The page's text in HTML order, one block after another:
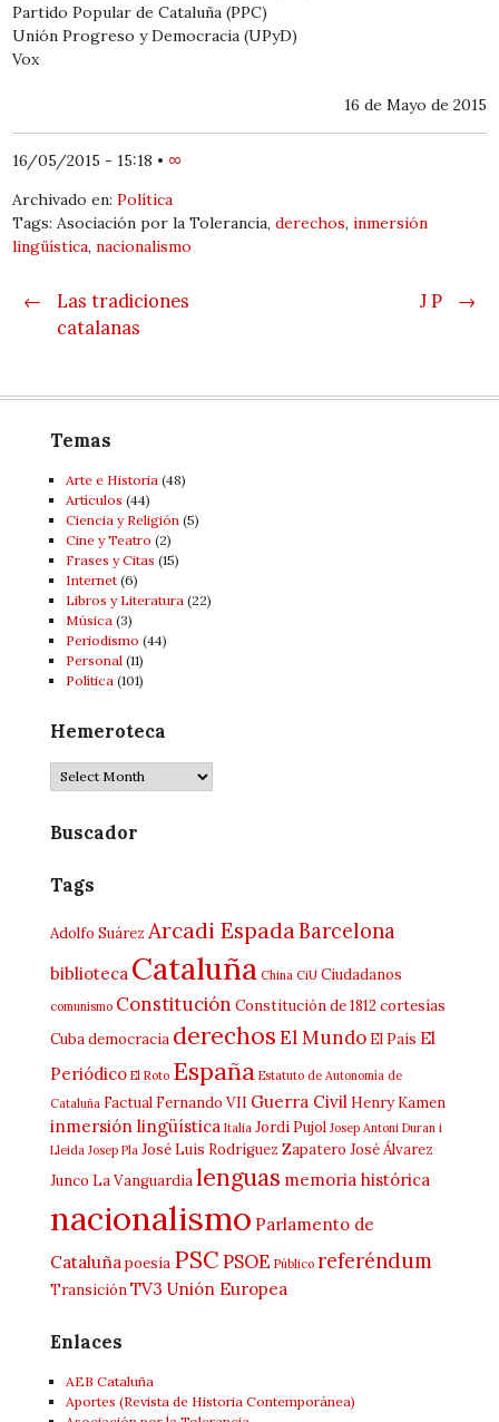
Partido Popular de Cataluña (PPC)
Unión Progreso y Democracia (UPyD)
Vox
16 de Mayo de 2015
16/05/2015 - 15:18 • ∞
Archivado en:Política
Tags: Asociación por la Tolerancia,derechos,inmersión
lingüística,nacionalismo
Post navigation
←
Las tradiciones
catalanas
→
J P
Temas
Arte e Historia(48)
Artí­culos (44)
Ciencia y Religión(5)
Cine y Teatro (2)
Frases y Citas (15)
Internet(6)
Libros y Literatura(22)
Música(3)
Periodismo (44)
Personal(11)
Política(101)
Hemeroteca
Hemeroteca
Buscador
Tags
Adolfo Suárez Arcadi EspadaBarcelona
biblioteca Cataluña China CiU Ciudadanos
comunismo Constitución Constitución de 1812 cortesías
Cubademocracia derechosEl Mundo El País El
Periódico El Roto España Estatuto de Autonomía de
Cataluña Factual Fernando VII Guerra Civil Henry Kamen
inmersión lingüística Italia Jordi Pujol Josep Antoni Duran i
Lleida Josep Pla José Luis Rodríguez Zapatero José Álvarez
Junco La Vanguardialenguas memoria histórica
nacionalismo Parlamento de
Cataluñapoesía PSCPSOE Público referéndum
TransiciónTV3 Unión Europea
Enlaces
AEB Cataluña
Aportes (Revista de Historia Contemporánea)